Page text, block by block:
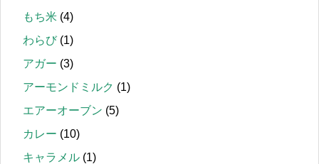
もち米 (4)
わらび(1)
アガー (3)
アーモンドミルク (1)
エアーオーブン (5)
カレー (10)
キャラメル (1)